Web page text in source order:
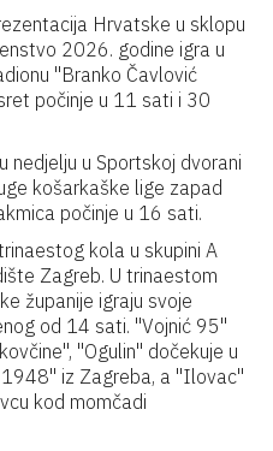
Hrvatske u sklopu
2026. godine igra u
"Branko Čavlović
počinje u 11 sati i 30
nedjelju u Sportskoj dvorani
košarkaške lige zapad
počinje u 16 sati.
kola u skupini A
Zagreb. U trinaestom
županije igraju svoje
od 14 sati. "Vojnić 95"
"Ogulin" dočekuje u
iz Zagreba, a "Ilovac"
kod momčadi